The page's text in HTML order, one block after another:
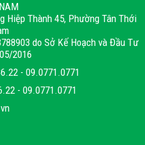
Thành 45, Phường Tân Thới
do Sở Kế Hoạch và Đầu Tư
2016
- 09.0771.0771
- 09.0771.0771